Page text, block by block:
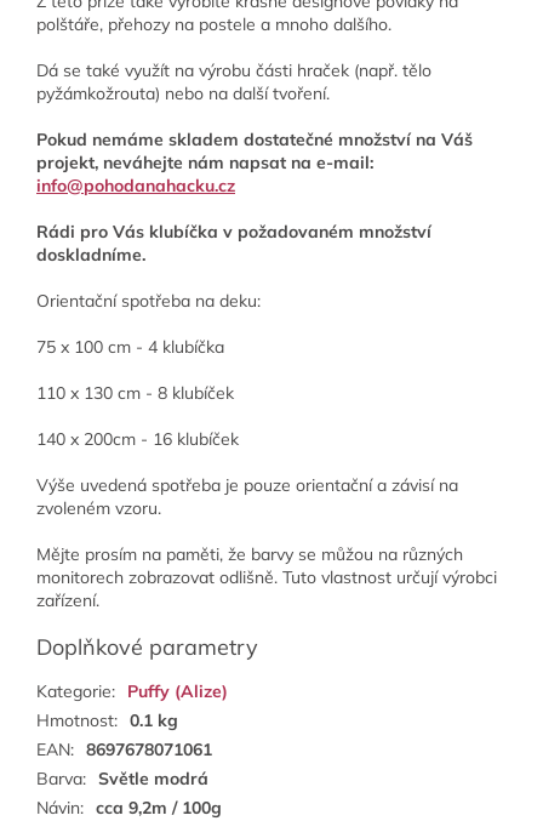
polštáře, přehozy na postele a mnoho dalšího.
Dá se také využít na výrobu části hraček (např. tělo
pyžámkožrouta) nebo na další tvoření.
Pokud nemáme skladem dostatečné množství na Váš
projekt, neváhejte nám napsat na e-mail:
info@pohodanahacku.cz
Rádi pro Vás klubíčka v požadovaném množství
doskladníme.
Orientační spotřeba na deku:
75 x 100 cm - 4 klubíčka
110 x 130 cm - 8 klubíček
140 x 200cm - 16 klubíček
Výše uvedená spotřeba je pouze orientační a závisí na
zvoleném vzoru.
Mějte prosím na paměti, že barvy se můžou na různých
monitorech zobrazovat odlišně. Tuto vlastnost určují výrobci
zařízení.
Doplňkové parametry
Kategorie:
Puffy (Alize)
Hmotnost: 0.1 kg
EAN: 8697678071061
Barva: Světle modrá
Návin: cca 9,2m / 100g